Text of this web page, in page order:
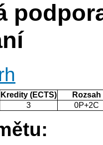
Kredity (ECTS)
Rozsah
3 0P+2C